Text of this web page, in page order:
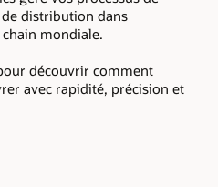
distribution dans
mondiale.
découvrir comment
avec rapidité, précision et